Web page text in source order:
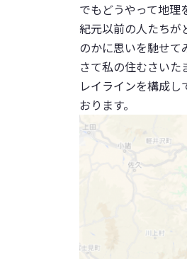
でもどうやって地理
紀元以前の人たちが
のかに思いを馳せて
さて私の住むさい
レイラインを構成
おります。